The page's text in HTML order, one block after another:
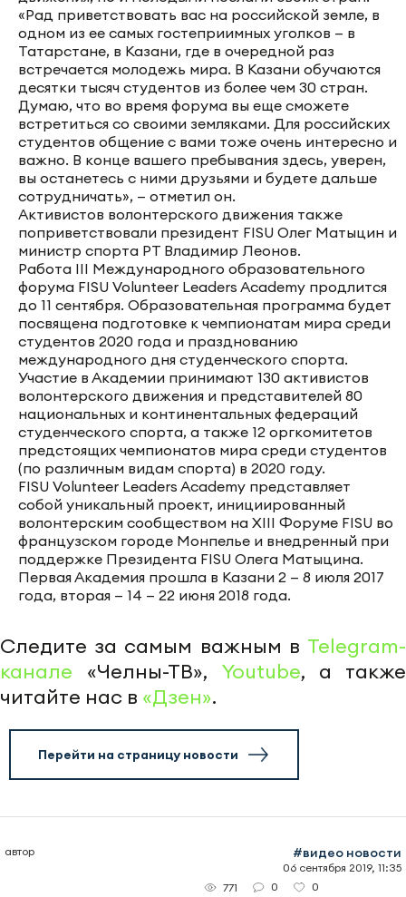
«Рад приветствовать вас на российской земле, в
одном из ее самых гостеприимных уголков — в
Татарстане, в Казани, где в очередной раз
встречается молодежь мира. В Казани обучаются
десятки тысяч студентов из более чем 30 стран.
Думаю, что во время форума вы еще сможете
встретиться со своими земляками. Для российских
студентов общение с вами тоже очень интересно и
важно. В конце вашего пребывания здесь, уверен,
вы останетесь с ними друзьями и будете дальше
сотрудничать», — отметил он.
Активистов волонтерского движения также
поприветствовали президент FISU Олег Матыцин и
министр спорта РТ Владимир Леонов.
Работа III Международного образовательного
форума FISU Volunteer Leaders Academy продлится
до 11 сентября. Образовательная программа будет
посвящена подготовке к чемпионатам мира среди
студентов 2020 года и празднованию
международного дня студенческого спорта.
Участие в Академии принимают 130 активистов
волонтерского движения и представителей 80
национальных и континентальных федераций
студенческого спорта, а также 12 оргкомитетов
предстоящих чемпионатов мира среди студентов
(по различным видам спорта) в 2020 году.
FISU Volunteer Leaders Academy представляет
собой уникальный проект, инициированный
волонтерским сообществом на XIII Форуме FISU во
французском городе Монпелье и внедренный при
поддержке Президента FISU Олега Матыцина.
Первая Академия прошла в Казани 2 — 8 июля 2017
года, вторая — 14 — 22 июня 2018 года.
Следите за самым важным в Telegram-
канале «Челны-ТВ», Youtube, а также
читайте нас в «Дзен».
Перейти на страницу новости
автор #видео новости
06 сентября 2019, 11:35
771
0 0